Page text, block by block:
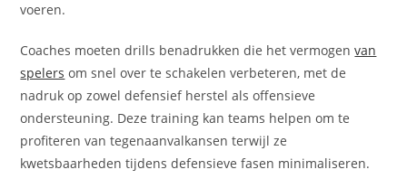
voeren.
Coaches moeten drills benadrukken die het vermogenvan
spelers om snel over te schakelen verbeteren, met de
nadruk op zowel defensief herstel als offensieve
ondersteuning. Deze training kan teams helpen om te
profiteren van tegenaanvalkansen terwijl ze
kwetsbaarheden tijdens defensieve fasen minimaliseren.